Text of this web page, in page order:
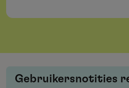
Gebruikersnotities